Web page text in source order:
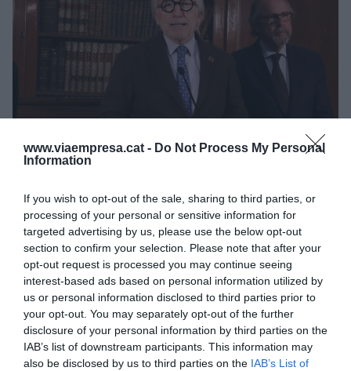
www.viaempresa.cat - Do Not Process My Personal
Information
If you wish to opt-out of the sale, sharing to third parties, or
processing of your personal or sensitive information for
targeted advertising by us, please use the below opt-out
section to confirm your selection. Please note that after your
opt-out request is processed you may continue seeing
interest-based ads based on personal information utilized by
us or personal information disclosed to third parties prior to
your opt-out. You may separately opt-out of the further
disclosure of your personal information by third parties on the
IAB’s list of downstream participants. This information may
also be disclosed by us to third parties on the IAB’s List of
El president de Foment, Josep Sánchez Llibre, a la
“Volem un 2025 amb el màxim de riquesa que es
pugui distribuir a la societat”, ha declarat el
president de Foment del Treball,Josep Sánchez
Llibre. Entre els principals objectius de la
patronal hi ha el de continuar influint al govern
català i espanyol i que es garanteixi un marc
d’estabilitat política per desenvolupar activats
empresarials. Llibre reivindica l’aprovació dels
pressupostos generals i que s’aposti per un nou